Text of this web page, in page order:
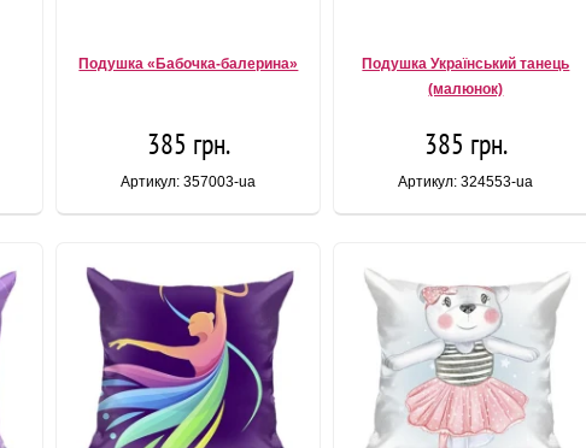
Подушка «Бабочка-балерина»
385 грн.
Артикул: 357003-ua
Подушка Український танець
(малюнок)
385 грн.
Артикул: 324553-ua